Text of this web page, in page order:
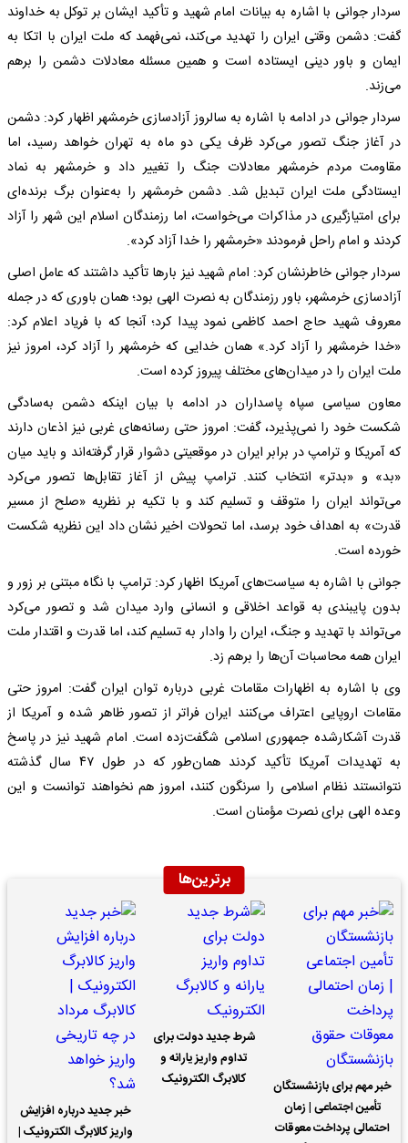
سردار جوانی با اشاره به بیانات امام شهید و تأکید ایشان بر توکل به خداوند
گفت: دشمن وقتی ایران را تهدید می‌کند، نمی‌فهمد که ملت ایران با اتکا به
ایمان و باور دینی ایستاده است و همین مسئله معادلات دشمن را برهم
می‌زند.
سردار جوانی در ادامه با اشاره به سالروز آزادسازی خرمشهر اظهار کرد: دشمن
در آغاز جنگ تصور می‌کرد ظرف یکی دو ماه به تهران خواهد رسید، اما
مقاومت مردم خرمشهر معادلات جنگ را تغییر داد و خرمشهر به نماد
ایستادگی ملت ایران تبدیل شد. دشمن خرمشهر را به‌عنوان برگ برنده‌ای
برای امتیازگیری در مذاکرات می‌خواست، اما رزمندگان اسلام این شهر را آزاد
کردند و امام راحل فرمودند «خرمشهر را خدا آزاد کرد».
سردار جوانی خاطرنشان کرد: امام شهید نیز بارها تأکید داشتند که عامل اصلی
آزادسازی خرمشهر، باور رزمندگان به نصرت الهی بود؛ همان باوری که در جمله
معروف شهید حاج احمد کاظمی نمود پیدا کرد؛ آنجا که با فریاد اعلام کرد:
«خدا خرمشهر را آزاد کرد.» همان خدایی که خرمشهر را آزاد کرد، امروز نیز
ملت ایران را در میدان‌های مختلف پیروز کرده است.
معاون سیاسی سپاه پاسداران در ادامه با بیان اینکه دشمن به‌سادگی
شکست خود را نمی‌پذیرد، گفت: امروز حتی رسانه‌های غربی نیز اذعان دارند
که آمریکا و ترامپ در برابر ایران در موقعیتی دشوار قرار گرفته‌اند و باید میان
«بد» و «بدتر» انتخاب کنند. ترامپ پیش از آغاز تقابل‌ها تصور می‌کرد
می‌تواند ایران را متوقف و تسلیم کند و با تکیه بر نظریه «صلح از مسیر
قدرت» به اهداف خود برسد، اما تحولات اخیر نشان داد این نظریه شکست
خورده است.
جوانی با اشاره به سیاست‌های آمریکا اظهار کرد: ترامپ با نگاه مبتنی بر زور و
بدون پایبندی به قواعد اخلاقی و انسانی وارد میدان شد و تصور می‌کرد
می‌تواند با تهدید و جنگ، ایران را وادار به تسلیم کند، اما قدرت و اقتدار ملت
ایران همه محاسبات آن‌ها را برهم زد.
وی با اشاره به اظهارات مقامات غربی درباره توان ایران گفت: امروز حتی
مقامات اروپایی اعتراف می‌کنند ایران فراتر از تصور ظاهر شده و آمریکا از
قدرت آشکارشده جمهوری اسلامی شگفت‌زده است. امام شهید نیز در پاسخ
به تهدیدات آمریکا تأکید کردند همان‌طور که در طول ۴۷ سال گذشته
نتوانستند نظام اسلامی را سرنگون کنند، امروز هم نخواهند توانست و این
وعده الهی برای نصرت مؤمنان است.
برترین‌ها
خبر مهم برای بازنشستگان
تأمین اجتماعی | زمان
احتمالی پرداخت معوقات
شرط جدید دولت برای
تداوم واریز یارانه و
کالابرگ الکترونیک
خبر جدید درباره افزایش
واریز کالابرگ الکترونیک |